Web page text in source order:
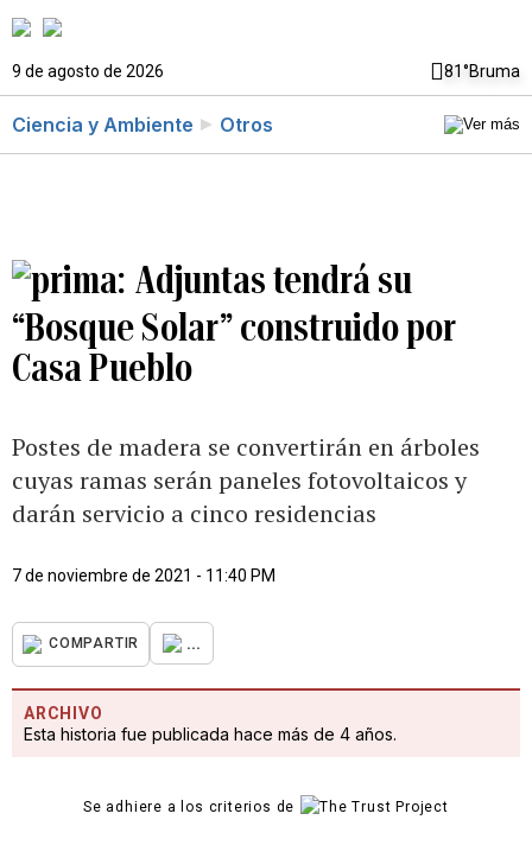
9 de agosto de 2026 81°Bruma
Ciencia y Ambiente Otros
Adjuntas tendrá su
“Bosque Solar” construido por
Casa Pueblo
Postes de madera se convertirán en árboles
cuyas ramas serán paneles fotovoltaicos y
darán servicio a cinco residencias
7 de noviembre de 2021 - 11:40 PM
COMPARTIR ...
ARCHIVO
Esta historia fue publicada hace más de 4 años.
Se adhiere a los criterios de